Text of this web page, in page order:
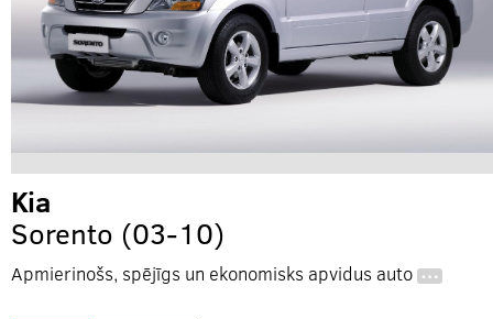
Kia
Sorento (03-10)
Apmierinošs, spējīgs un ekonomisks apvidus auto …